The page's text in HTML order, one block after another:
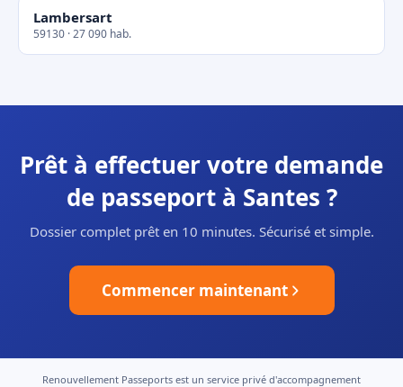
Lambersart
59130 · 27 090 hab.
Prêt à effectuer votre demande
de passeport à Santes ?
Dossier complet prêt en 10 minutes. Sécurisé et simple.
Commencer maintenant
Renouvellement Passeports est un service privé d'accompagnement